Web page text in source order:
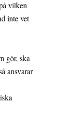
vilken
inte vet
gör, ska
ansvarar